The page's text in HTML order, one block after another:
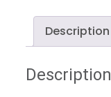
Description
Description